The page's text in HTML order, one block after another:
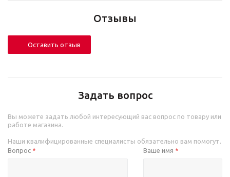
Отзывы
Оставить отзыв
Задать вопрос
Вы можете задать любой интересующий вас вопрос по товару или
работе магазина.
Наши квалифицированные специалисты обязательно вам помогут.
Вопрос * Ваше имя *